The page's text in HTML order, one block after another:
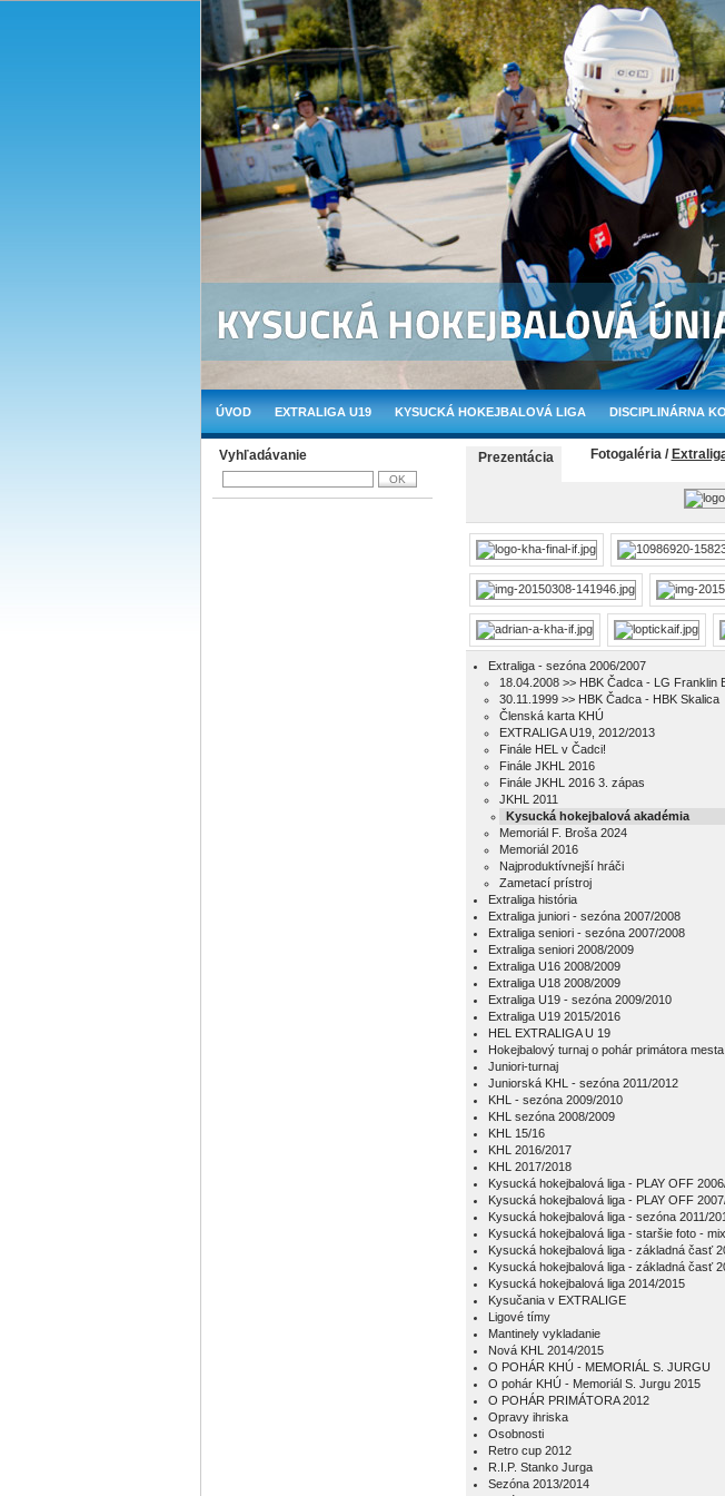
ÚVOD EXTRALIGA U19 KYSUCKÁ HOKEJBALOVÁ LIGA DISCIPLINÁRNA
Vyhľadávanie Prezentácia Fotogaléria /
Extraliga - sezóna 2006/2007
18.04.2008 >> HBK Čadca - LG Franklin
30.11.1999 >> HBK Čadca - HBK Skalica
Členská karta KHÚ
EXTRALIGA U19, 2012/2013
Finále HEL v Čadci!
Finále JKHL 2016
Finále JKHL 2016 3. zápas
JKHL 2011
Kysucká hokejbalová akadémia
Memoriál F. Broša 2024
Memoriál 2016
Najproduktívnejší hráči
Zametací prístroj
Extraliga história
Extraliga juniori - sezóna 2007/2008
Extraliga seniori - sezóna 2007/2008
Extraliga seniori 2008/2009
Extraliga U16 2008/2009
Extraliga U18 2008/2009
Extraliga U19 - sezóna 2009/2010
Extraliga U19 2015/2016
HEL EXTRALIGA U 19
Hokejbalový turnaj o pohár primátora
Juniori-turnaj
Juniorská KHL - sezóna 2011/2012
KHL - sezóna 2009/2010
KHL sezóna 2008/2009
KHL 15/16
KHL 2016/2017
KHL 2017/2018
Kysucká hokejbalová liga - PLAY OFF
Kysucká hokejbalová liga - PLAY OFF
Kysucká hokejbalová liga - sezóna 2011/
Kysucká hokejbalová liga - staršie foto - mix
Kysucká hokejbalová liga - základná časť
Kysucká hokejbalová liga - základná časť
Kysucká hokejbalová liga 2014/2015
Kysučania v EXTRALIGE
Ligové tímy
Mantinely vykladanie
Nová KHL 2014/2015
O POHÁR KHÚ - MEMORIÁL S. JURGU
O pohár KHÚ - Memoriál S. Jurgu 2015
O POHÁR PRIMÁTORA 2012
Opravy ihriska
Osobnosti
Retro cup 2012
R.I.P. Stanko Jurga
Sezóna 2013/2014